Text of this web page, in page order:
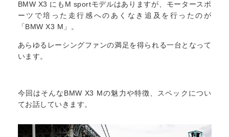
BMW X3 にもM sportモデルはありますが、モータースポ
ーツで培った走行感へのあくなき追及を行ったのが
「BMW X3 M」。
あらゆるレーシングファンの満足を得られる一台となって
います。
今回はそんなBMW X3 Mの魅力や特徴、スペックについ
てお話していきます。